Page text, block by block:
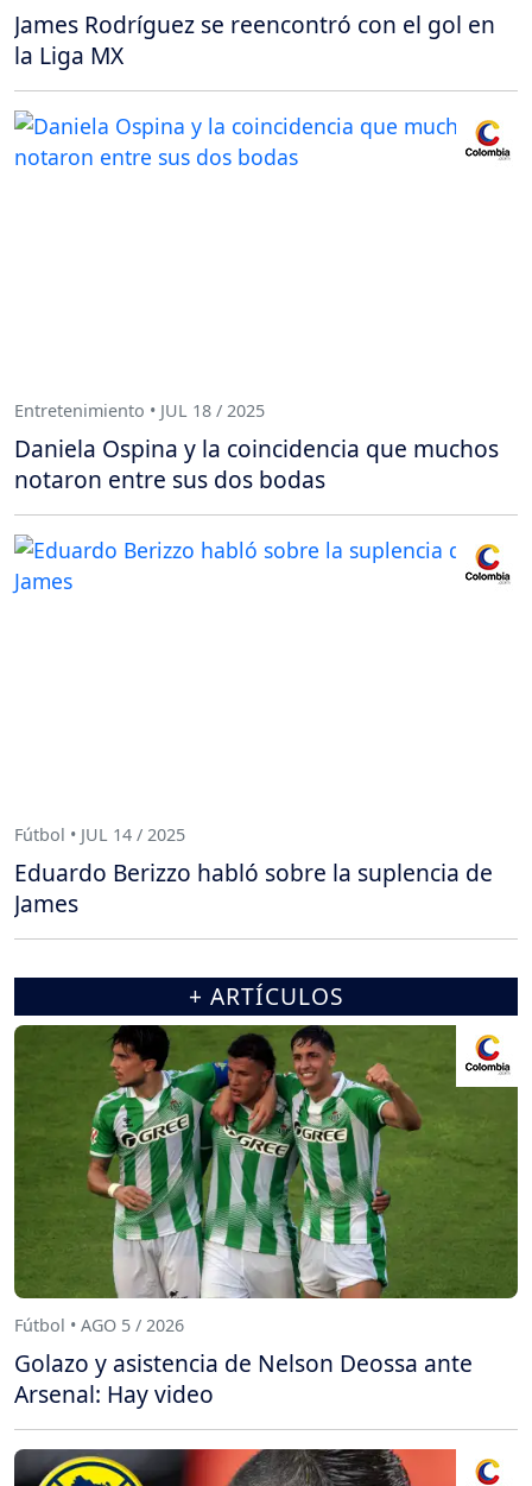
James Rodríguez se reencontró con el gol en
la Liga MX
Entretenimiento • JUL 18 / 2025
Daniela Ospina y la coincidencia que muchos
notaron entre sus dos bodas
Fútbol • JUL 14 / 2025
Eduardo Berizzo habló sobre la suplencia de
James
+ ARTÍCULOS
Fútbol • AGO 5 / 2026
Golazo y asistencia de Nelson Deossa ante
Arsenal: Hay video